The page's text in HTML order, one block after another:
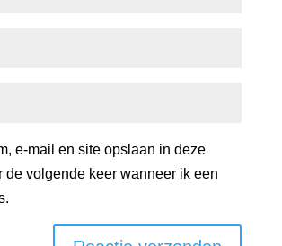
e-mail en site opslaan in deze
de volgende keer wanneer ik een